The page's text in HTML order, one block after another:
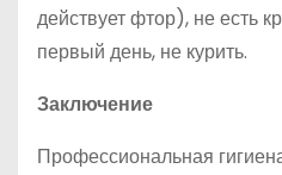
действует фтор), не есть
первый день, не курить.
Заключение
Профессиональная